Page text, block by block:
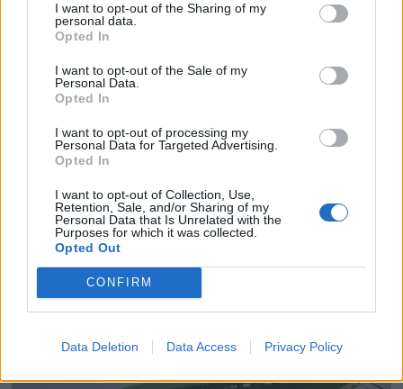
I want to opt-out of the Sharing of my
personal data.
Opted In
I want to opt-out of the Sale of my
Personal Data.
Opted In
I want to opt-out of processing my
Personal Data for Targeted Advertising.
Opted In
I want to opt-out of Collection, Use,
Retention, Sale, and/or Sharing of my
Personal Data that Is Unrelated with the
Purposes for which it was collected.
Opted Out
CONFIRM
Data Deletion Data Access Privacy Policy
Satser på Sting, øker
salget